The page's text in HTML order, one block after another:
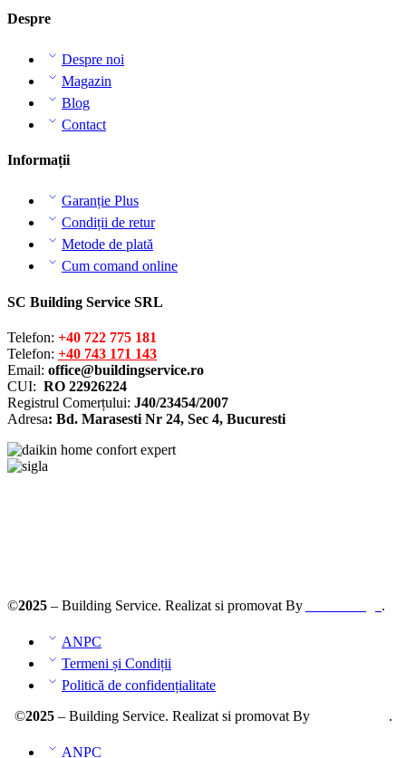
Despre
Despre noi
Magazin
Blog
Contact
Informații
Garanție Plus
Condiții de retur
Metode de plată
Cum comand online
SC Building Service SRL
Telefon: +40 722 775 181
Telefon: +40 743 171 143
Email: office@buildingservice.ro
CUI: RO 22926224
Registrul Comerțului: J40/23454/2007
Adresa: Bd. Marasesti Nr 24, Sec 4, Bucuresti
©2025 – Building Service. Realizat si promovat By .
ANPC
Termeni și Condiții
Politică de confidențialitate
©2025– Building Service. Realizat si promovat By .
ANPC